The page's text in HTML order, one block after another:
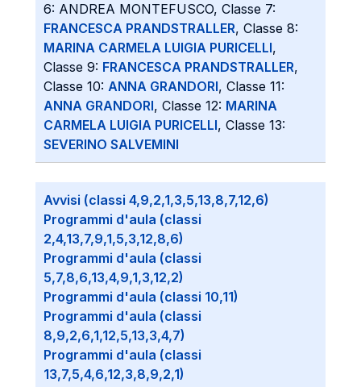
6: ANDREA MONTEFUSCO, Classe 7:
FRANCESCA PRANDSTRALLER, Classe 8:
MARINA CARMELA LUIGIA PURICELLI,
Classe 9: FRANCESCA PRANDSTRALLER,
Classe 10: ANNA GRANDORI, Classe 11:
ANNA GRANDORI, Classe 12: MARINA
CARMELA LUIGIA PURICELLI, Classe 13:
SEVERINO SALVEMINI
Avvisi (classi 4,9,2,1,3,5,13,8,7,12,6)
Programmi d'aula (classi
2,4,13,7,9,1,5,3,12,8,6)
Programmi d'aula (classi
5,7,8,6,13,4,9,1,3,12,2)
Programmi d'aula (classi 10,11)
Programmi d'aula (classi
8,9,2,6,1,12,5,13,3,4,7)
Programmi d'aula (classi
13,7,5,4,6,12,3,8,9,2,1)